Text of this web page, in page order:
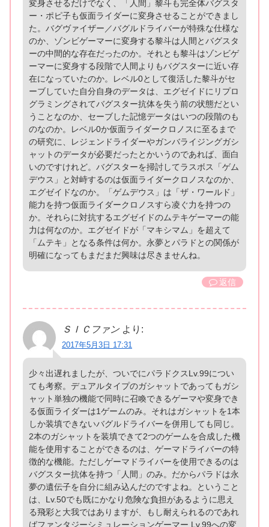
変身させるだけでなく、「人間」黎斗も完全体バグスタ
ー・ポピ子も仮面ライダーに変身させることができまし
た。バグヴァイザー／バグルドライバーが特殊な仕様な
のか、ゾンビゲーマーに変身する黎斗は人間とバグスタ
ーの中間的な存在だったのか。それとも黎斗はゾンビゲ
ーマーに変身する段階で人間よりもバグスターに近い存
在になっていたのか。レベル0として復活した黎斗がセ
ーブしていた自分自身のデータは、エグゼイドにリプロ
グラミングされてバグスター抗体を失う前の状態だとい
うことなのか、セーブした記憶データはいつの段階のも
のなのか。レベル0か仮面ライダークロノスに至るまで
の研究に、レジェンドライダーやガンバライジングガシ
ャットのデータが必要だったとかいうのであれば、面白
いのですけれど。バグスターを掃討してラスボス「ゲム
デウス」と対峙するのは仮面ライダークロノスなのか、
エグゼイドなのか。「ゲムデウス」は「ザ・ワールド」
能力を持つ仮面ライダークロノスすら凌ぐ力を持つの
か。それらに対抗するエグゼイドのムテキゲーマーの能
力は何なのか。エグゼイドが「マキシマム」を超えて
「ムテキ」となる条件は何か。永夢とパラドとの関係が
明確になってもまだまだ興味は尽きませんね。
返信
ＳＩＣファン より:
2017年5月3日 17:31
少々出遅れましたが、ついでにパラドクスLv.99につい
ても考察。デュアルタイプのガシャットであってもガシ
ャット単独の機能で同時に召喚できるゲーマや変身でき
る仮面ライダーは1ゲームのみ。それはガシャットを1本
しか装填できないバグルドライバーを併用しても同じ。
2本のガシャットを装填できて2つのゲームを合成した機
能を使用することができるのは、ゲーマドライバーの特
徴的な機能。ただしゲーマドライバーを使用できるのは
バグスター抗体を持つ「人間」のみ。だからパラドは永
夢の遺伝子を自分に組み込んだのですよね。ということ
は、Lv.50でも既にかなり危険な負担があるように思え
る飛彩と大我ではありますが、もし耐えられるのであれ
ばファンタジーシミュレーションゲーマー Lv.99への変